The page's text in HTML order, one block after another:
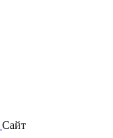
Сайт